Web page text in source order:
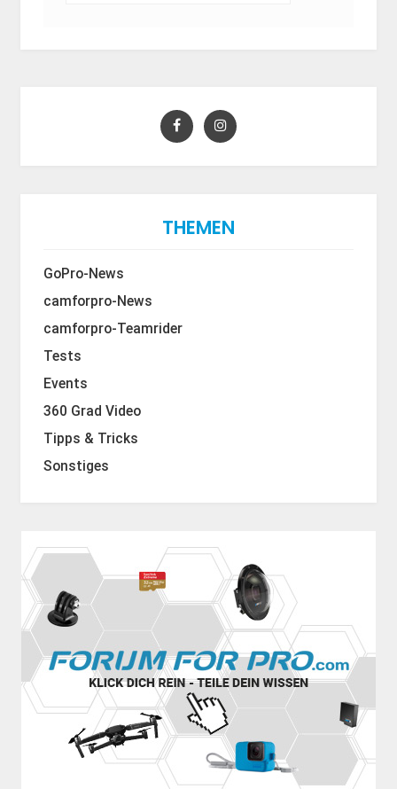
THEMEN
GoPro-News
camforpro-News
camforpro-Teamrider
Tests
Events
360 Grad Video
Tipps & Tricks
Sonstiges